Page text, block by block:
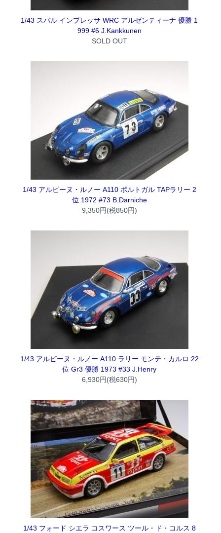
1/43 スバル インプレッサ WRC アルゼンティーナ 優勝 1
999 #6 J.Kankkunen
SOLD OUT
1/43 アルピーヌ・ルノー A110 ポルトガル TAPラリー 2
位 1972 #73 B.Darniche
9,350円(税850円)
1/43 アルピーヌ・ルノー A110 ラリー モンテ・カルロ 22
位 Gr3 優勝 1973 #33 J.Henry
6,930円(税630円)
1/43 フォード シエラ コスワース ツール・ド・コルス 8